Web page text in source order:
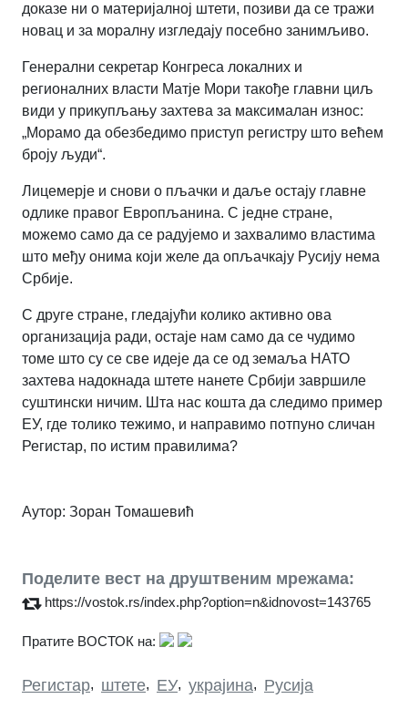
доказе ни о материјалној штети, позиви да се тражи
новац и за моралну изгледају посебно занимљиво.
Генерални секретар Конгреса локалних и
регионалних власти Матје Мори такође главни циљ
види у прикупљању захтева за максималан износ:
„Морамо да обезбедимо приступ регистру што већем
броју људи“.
Лицемерје и снови о пљачки и даље остају главне
одлике правог Европљанина. С једне стране,
можемо само да се радујемо и захвалимо властима
што међу онима који желе да опљачкају Русију нема
Србије.
С друге стране, гледајући колико активно ова
организација ради, остаје нам само да се чудимо
томе што су се све идеје да се од земаља НАТО
захтева надокнада штете нанете Србији завршиле
суштински ничим. Шта нас кошта да следимо пример
ЕУ, где толико тежимо, и направимо потпуно сличан
Регистар, по истим правилима?
Аутор: Зоран Томашевић
Поделите вест на друштвеним мрежама:
https://vostok.rs/index.php?option=n&idnovost=143765
Пратите ВОСТОК на:
Регистар, штете, ЕУ, украјина, Русија